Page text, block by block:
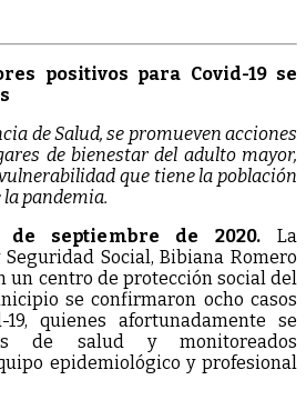
positivos para Covid-19 se
de Salud, se promueven acciones
de bienestar del adulto mayor,
que tiene la población
pandemia.
de septiembre de 2020. La
Social, Bibiana Romero
un centro de protección social del
se confirmaron ocho casos
quienes afortunadamente se
de salud y monitoreados
epidemiológico y profesional